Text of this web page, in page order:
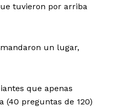
tuvieron por arriba
un lugar,
que apenas
preguntas de 120)